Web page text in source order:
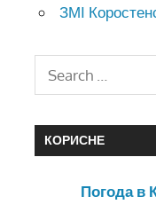
ЗМІ
КОРИСНЕ
Погода в